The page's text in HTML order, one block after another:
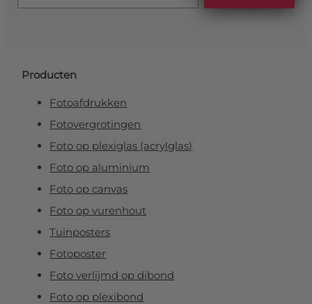
Producten
Fotoafdrukken
Fotovergrotingen
Foto op plexiglas (acrylglas)
Foto op aluminium
Foto op canvas
Foto op vurenhout
Tuinposters
Fotoposter
Foto verlijmd op dibond
Foto op plexibond